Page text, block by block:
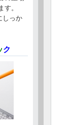
。
しっか
ク